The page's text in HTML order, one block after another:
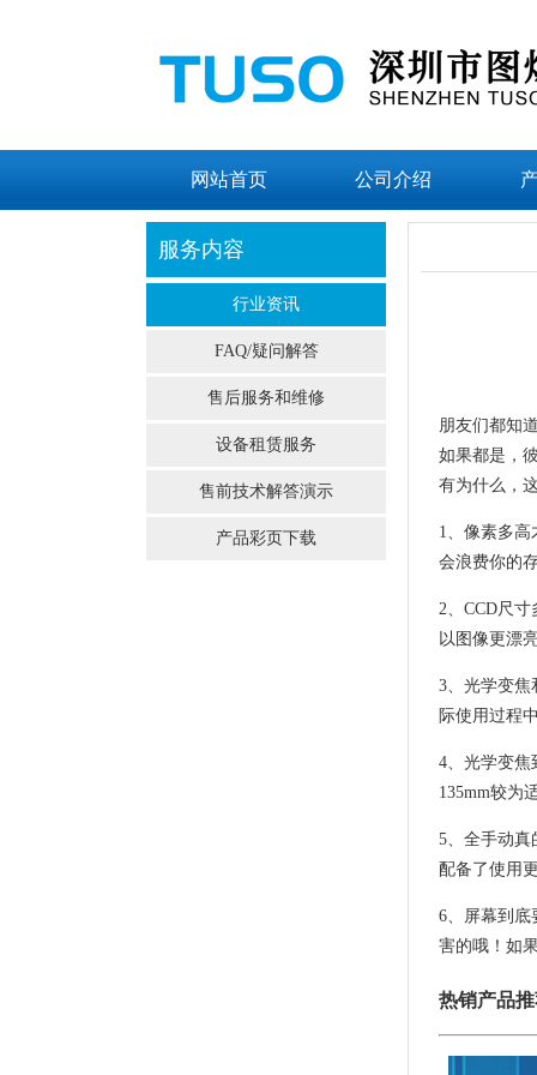
网站首页 公司介绍
服务内容
行业资讯
FAQ/疑问解答
售后服务和维修
设备租赁服务
售前技术解答演示
产品彩页下载
朋友们都知
如果都是，
有为什么，
1、像素多
会浪费你的
2、CCD尺
以图像更漂
3、光学变焦
际使用过程
4、光学变焦
135mm较为
5、全手动真
配备了使用
6、屏幕到底
害的哦！如
热销产品